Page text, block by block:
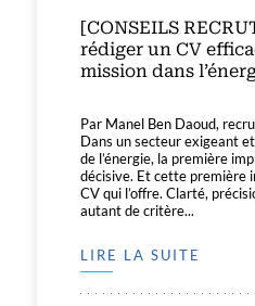
[CONSEILS
rédiger un CV
mission dans
Par Manel Ben Daoud,
Dans un secteur exigeant
de l’énergie, la première
décisive. Et cette première
CV qui l’offre. Clarté,
autant de critère...
LIRE LA SUITE